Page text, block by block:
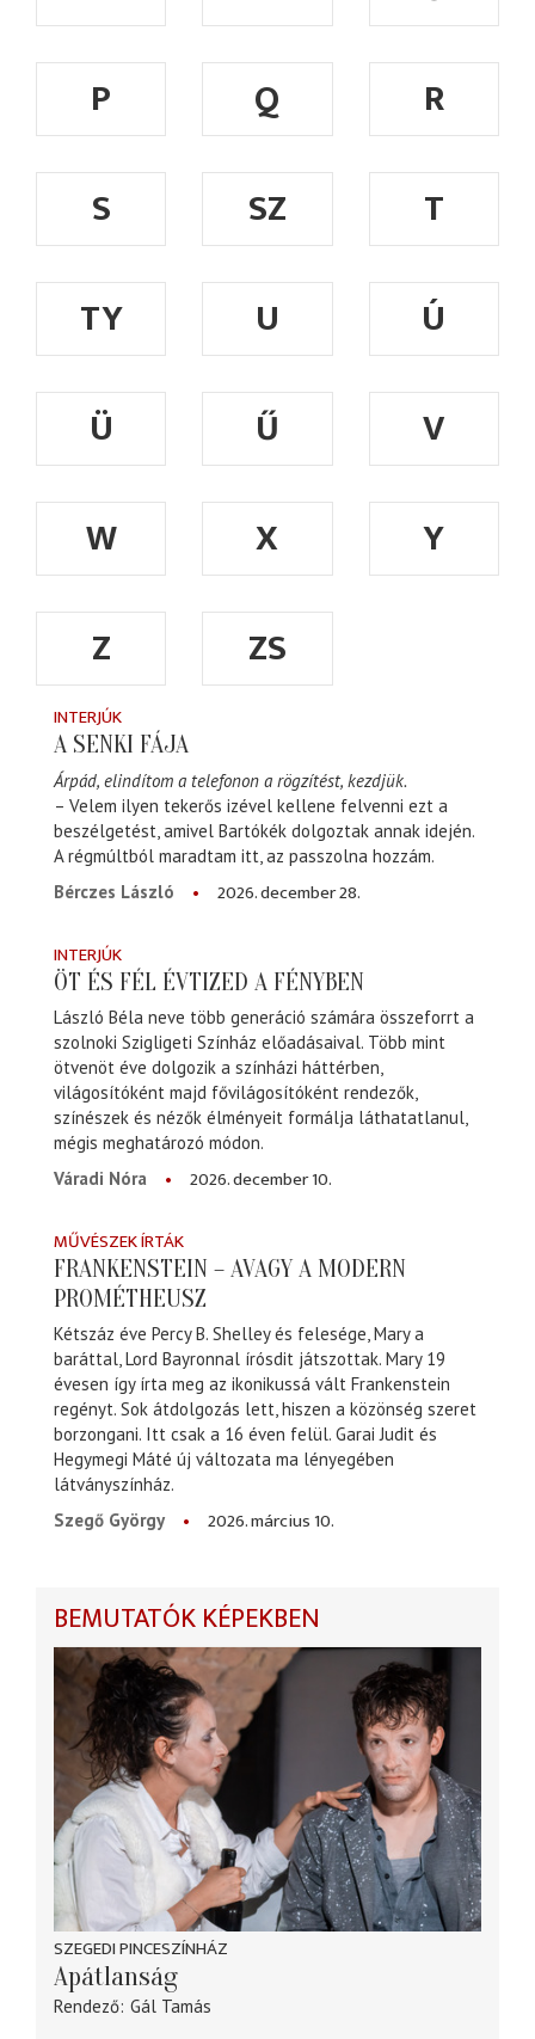
P
Q
R
S
SZ
T
TY
U
Ú
Ü
Ű
V
W
X
Y
Z
ZS
INTERJÚK
A SENKI FÁJA
Árpád, elindítom a telefonon a rögzítést, kezdjük.
– Velem ilyen tekerős izével kellene felvenni ezt a
beszélgetést, amivel Bartókék dolgoztak annak idején.
A régmúltból maradtam itt, az passzolna hozzám.
Bérczes László
2026. december 28.
INTERJÚK
ÖT ÉS FÉL ÉVTIZED A FÉNYBEN
László Béla neve több generáció számára összeforrt a
szolnoki Szigligeti Színház előadásaival. Több mint
ötvenöt éve dolgozik a színházi háttérben,
világosítóként majd fővilágosítóként rendezők,
színészek és nézők élményeit formálja láthatatlanul,
mégis meghatározó módon.
Váradi Nóra
2026. december 10.
MŰVÉSZEK ÍRTÁK
FRANKENSTEIN – AVAGY A MODERN
PROMÉTHEUSZ
Kétszáz éve Percy B. Shelley és felesége, Mary a
baráttal, Lord Bayronnal írósdit játszottak. Mary 19
évesen így írta meg az ikonikussá vált Frankenstein
regényt. Sok átdolgozás lett, hiszen a közönség szeret
borzongani. Itt csak a 16 éven felül. Garai Judit és
Hegymegi Máté új változata ma lényegében
látványszínház.
Szegő György
2026. március 10.
BEMUTATÓK KÉPEKBEN
SZEGEDI PINCESZÍNHÁZ
Apátlanság
Rendező Gál Tamás